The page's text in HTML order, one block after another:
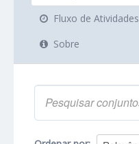
Fluxo de Atividades
Sobre